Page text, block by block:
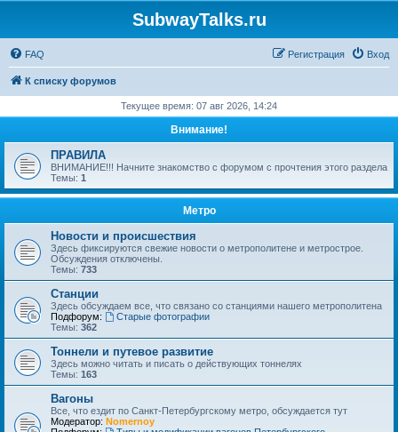
SubwayTalks.ru
FAQ Вход
Регистрация
К списку форумов
Текущее время: 07 авг 2026, 14:24
Внимание!
ПРАВИЛА
ВНИМАНИЕ!!! Начните знакомство с форумом с прочтения этого раздела
Темы: 1
Метро
Новости и происшествия
Здесь фиксируются свежие новости о метрополитене и метрострое.
Обсуждения отключены.
Темы: 733
Станции
Здесь обсуждаем все, что связано со станциями нашего метрополитена
Подфорум:
Старые фотографии
Темы: 362
Тоннели и путевое развитие
Здесь можно читать и писать о действующих тоннелях
Темы: 163
Вагоны
Все, что ездит по Санкт-Петербургскому метро, обсуждается тут
Модератор: Nomernoy